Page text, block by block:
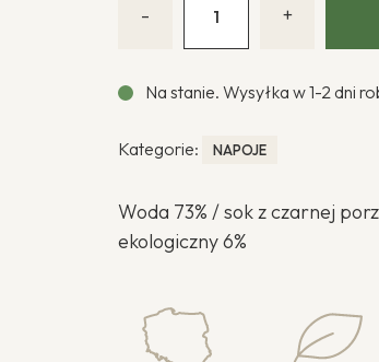
+
-
Na stanie. Wysyłka w 1-2 dni
Kategorie: NAPOJE
Woda 73% / sok z czarnej
ekologiczny 6%